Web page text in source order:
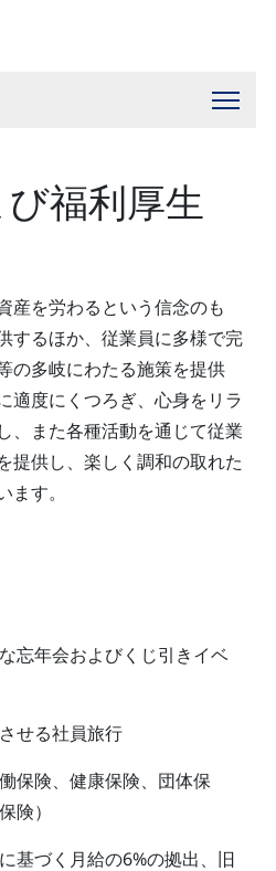
福利厚生
産を労わるという信念のも
するほか、従業員に多様で完
の多岐にわたる施策を提供
適度にくつろぎ、心身をリラ
、また各種活動を通じて従業
提供し、楽しく調和の取れた
ます。
忘年会およびくじ引きイベ
せる社員旅行
保険、健康保険、団体保
険）
基づく月給の6%の拠出、旧